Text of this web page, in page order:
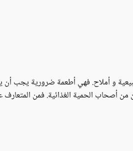
و أملاح. فهي أطعمة ضرورية يجب
الحمية الغذائية. فمن المتعارف